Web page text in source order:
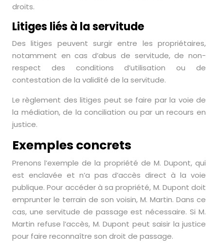
droits.
Litiges liés à la servitude
Des litiges peuvent surgir entre les propriétaires,
notamment en cas d’abus de servitude, de non-
respect des conditions d’utilisation ou de
contestation de la validité de la servitude.
Le règlement des litiges peut se faire par la voie de
la médiation, de la conciliation ou par un recours en
justice.
Exemples concrets
Prenons l’exemple de la propriété de M. Dupont, qui
est enclavée et n’a pas d’accès direct à la voie
publique. Pour accéder à sa propriété, M. Dupont doit
emprunter le terrain de son voisin, M. Martin. Dans ce
cas, une servitude de passage est nécessaire. Si M.
Martin refuse l’accès, M. Dupont peut saisir la justice
pour faire reconnaître son droit de passage.